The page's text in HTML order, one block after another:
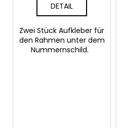
DETAIL
Zwei Stück Aufkleber für
den Rahmen unter dem
Nummernschild.